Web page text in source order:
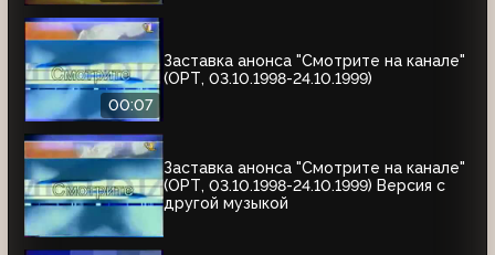
00:07
Заставка анонса "Смотрите на канале"
(ОРТ, 03.10.1998-24.10.1999)
Заставка анонса "Смотрите на канале"
(ОРТ, 03.10.1998-24.10.1999) Версия с
другой музыкой